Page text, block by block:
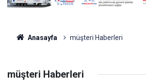
Anasayfa müşteri Haberleri
müşteri Haberleri